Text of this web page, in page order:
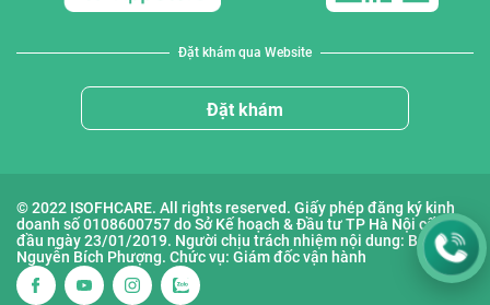
Đặt khám qua Website
Đặt khám
© 2022 ISOFHCARE. All rights reserved. Giấy phép đăng ký kinh
doanh số 0108600757 do Sở Kế hoạch & Đầu tư TP Hà Nội cấp lần
đầu ngày 23/01/2019. Người chịu trách nhiệm nội dung: Bà
Nguyễn Bích Phượng. Chức vụ: Giám đốc vận hành